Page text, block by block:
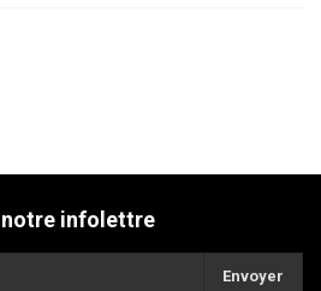
notre infolettre
Envoyer